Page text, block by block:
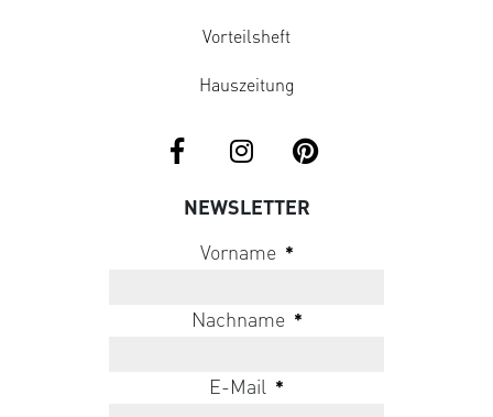
Vorteilsheft
Hauszeitung
NEWSLETTER
Vorname *
Nachname *
E-Mail *